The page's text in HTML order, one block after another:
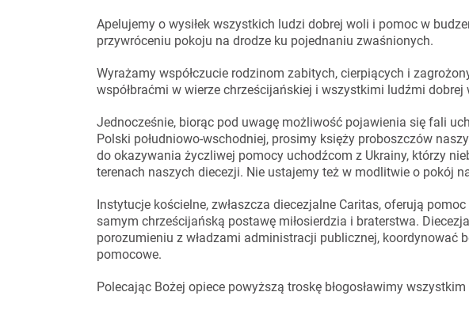
Apelujemy o wysiłek wszystkich ludzi dobrej woli i pomoc w
przywróceniu pokoju na drodze ku pojednaniu zwaśnionych.
Wyrażamy współczucie rodzinom zabitych, cierpiących i
współbraćmi w wierze chrześcijańskiej i wszystkimi ludźmi dobrej
Jednocześnie, biorąc pod uwagę możliwość pojawienia się fali
Polski południowo-wschodniej, prosimy księży proboszczów
do okazywania życzliwej pomocy uchodźcom z Ukrainy, którzy
terenach naszych diecezji. Nie ustajemy też w modlitwie o pokój
Instytucje kościelne, zwłaszcza diecezjalne Caritas, oferują
samym chrześcijańską postawę miłosierdzia i braterstwa.
porozumieniu z władzami administracji publicznej, koordynować
pomocowe.
Polecając Bożej opiece powyższą troskę błogosławimy